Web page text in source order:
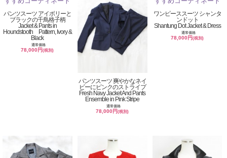
パンツスーツ アイボリーと
ブラックの千鳥格子柄
Jacket & Pants in
Houndstooth Pattern, Ivory &
Black
通常価格
78,000円(税別)
パンツスーツ 爽やかなネイ
ビーにピンクのストライプ
Fresh Navy Jacket And Pants
Ensemble in Pink Stripe
通常価格
78,000円(税別)
ワンピーススーツ シャンタ
ンドット
Shantung Dot Jacket & Dress
通常価格
78,000円(税別)